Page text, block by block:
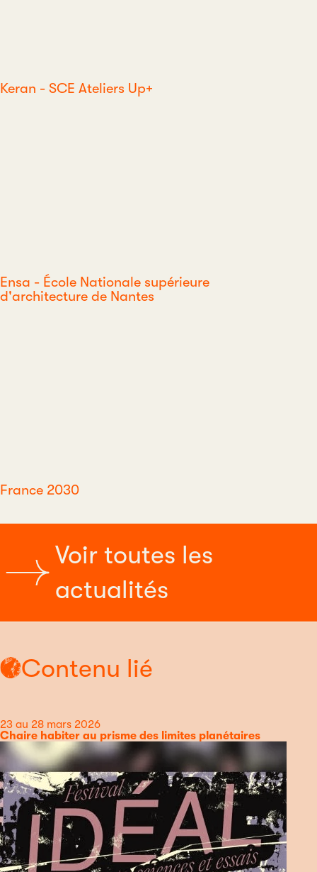
Keran - SCE Ateliers Up+
Ensa - École Nationale supérieure
d'architecture de Nantes
France 2030
Voir toutes les
actualités
Contenu lié
Date
23 au 28 mars 2026
Catégorie
Chaire habiter au prisme des limites planétaires